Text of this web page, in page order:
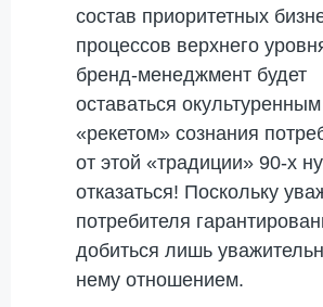
состав приоритетных
процессов верхнего
бренд-менеджмент будет
оставаться окультуренным
«рекетом» сознания
от этой «традиции» 90-х
отказаться! Поскольку
потребителя
добиться лишь
нему отношением.